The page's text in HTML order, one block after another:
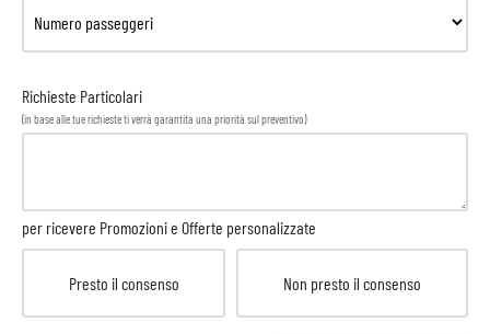
Richieste Particolari
(in base alle tue richieste ti verrà garantita una priorità sul preventivo)
per ricevere Promozioni e Offerte personalizzate
Presto il consenso Non presto il consenso